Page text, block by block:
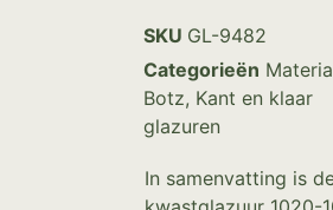
SKU GL-9482
Categorieën
Botz, Kant en klaar
glazuren
In samenvatting is